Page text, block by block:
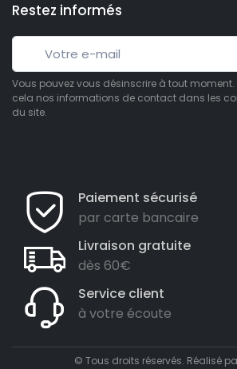
Restez informés
Vous pouvez vous désinscrire à tout moment.
cela nos informations de contact dans les
du site.
Paiement sécurisé
par carte bancaire
Livraison gratuite
dès 60€
Service client
à votre écoute
© Tous droits réservés. Réalisé